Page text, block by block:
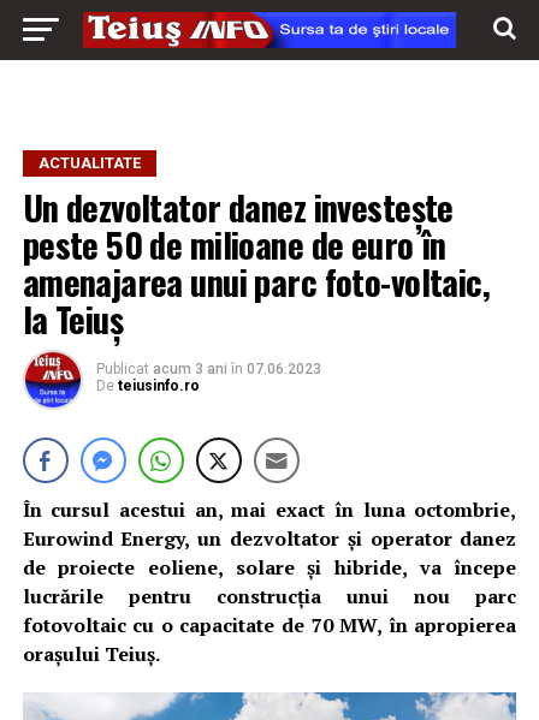
ACTUALITATE
Un dezvoltator danez investește
peste 50 de milioane de euro în
amenajarea unui parc foto-voltaic,
la Teiuș
Publicat acum 3 ani în 07.06.2023
De teiusinfo.ro
În cursul acestui an, mai exact în luna octombrie,
Eurowind Energy, un dezvoltator și operator danez
de proiecte eoliene, solare și hibride, va începe
lucrările pentru construcția unui nou parc
fotovoltaic cu o capacitate de 70 MW, în apropierea
orașului Teiuș.